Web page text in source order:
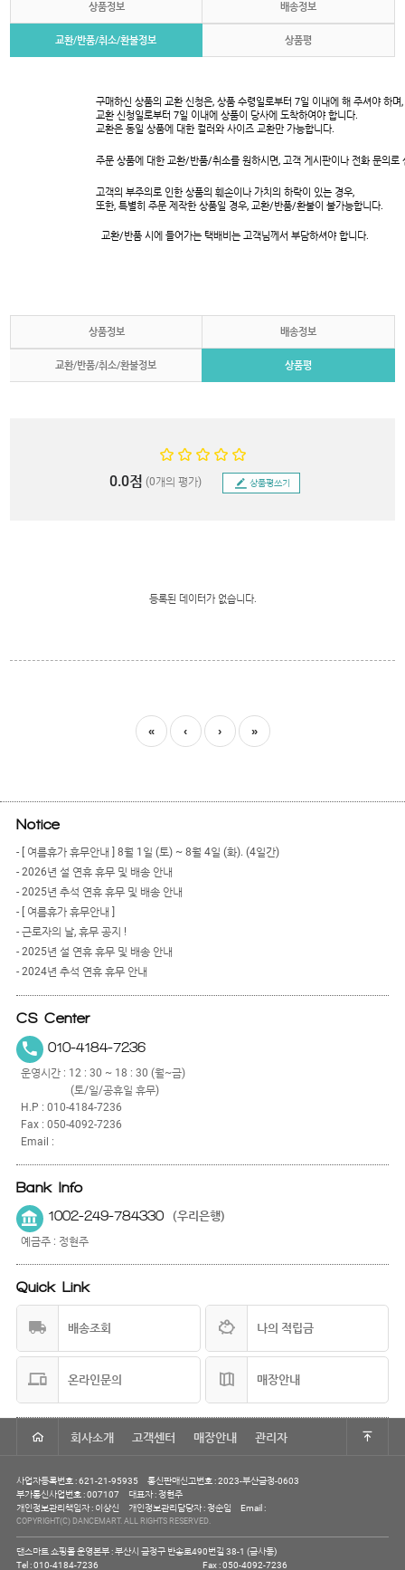
상품정보 배송정보
교환/반품/취소/환불정보 상품평
구매하신 상품의 교환 신청은, 상품 수령일로부터 7일 이내에 해 주셔야 하며,
교환 신청일로부터 7일 이내에 상품이 당사에 도착하여야 합니다.
교환은 동일 상품에 대한 컬러와 사이즈 교환만 가능합니다.
주문 상품에 대한 교환/반품/취소를 원하시면, 고객 게시판이나 전화 문의로
고객의 부주의로 인한 상품의 훼손이나 가치의 하락이 있는 경우,
또한, 특별히 주문 제작한 상품일 경우, 교환/반품/환불이 불가능합니다.
교환/반품 시에 들어가는 택배비는 고객님께서 부담하셔야 합니다.
상품정보 배송정보
교환/반품/취소/환불정보 상품평
0.0점 (0개의 평가) 상품평쓰기
등록된 데이터가 없습니다.
« ‹ › »
Notice
- [ 여름휴가 휴무안내 ] 8월 1일 (토) ~ 8월 4일 (화). (4일간)
- 2026년 설 연휴 휴무 및 배송 안내
- 2025년 추석 연휴 휴무 및 배송 안내
- [ 여름휴가 휴무안내 ]
- 근로자의 날, 휴무 공지 !
- 2025년 설 연휴 휴무 및 배송 안내
- 2024년 추석 연휴 휴무 안내
CS Center
010-4184-7236
운영시간 : 12 : 30 ~ 18 : 30 (월~금)
(토/일/공휴일 휴무)
H.P : 010-4184-7236
Fax : 050-4092-7236
Email :
Bank Info
1002-249-784330
(우리은행)
예금주 : 정현주
Quick Link
배송조회 나의 적립금
온라인문의 매장안내
회사소개 고객센터 매장안내 관리자
사업자등록번호 : 621-21-95935
통신판매신고번호 : 2023-부산금정-0603
부가통신사업번호 : 007107
대표자 : 정현주
개인정보관리책임자 : 이상신
개인정보관리담당자 : 정순임 Email :
COPYRIGHT(C) DANCEMART. ALL RIGHTS RESERVED.
댄스마트 쇼핑몰 운영본부 : 부산시 금정구 반송로490번길 38-1 (금사동)
Tel : 010-4184-7236
Fax : 050-4092-7236